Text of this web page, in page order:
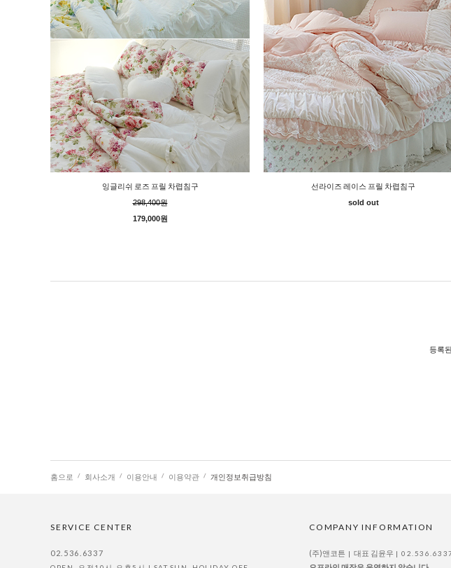
잉글리쉬 로즈 프릴 차렵침구
298,400원
179,000원
선라이즈 레이스 프릴 차렵침구
sold out
등록
홈으로 회사소개 이용안내 이용약관 개인정보취급방침
SERVICE CENTER
02.536.6337
COMPANY INFORMATION
(주)앤코튼 | 대표 김윤우 |